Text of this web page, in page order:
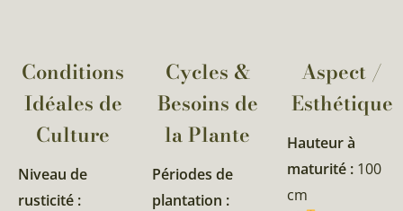
Conditions
Idéales de
Culture
Niveau de
rusticité :
Cycles &
Besoins de
la Plante​
Périodes de
plantation :
Aspect /
Esthétique
Hauteur à
maturité : 100
cm